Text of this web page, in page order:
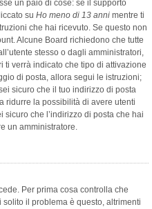
un paio di cose: se il supporto
su Ho meno di 13 anni mentre ti
che hai ricevuto. Se questo non
Alcune Board richiedono che tutte
stesso o dagli amministratori,
ti verrà indicato che tipo di attivazione
di posta, allora segui le istruzioni;
sicuro che il tuo indirizzo di posta
ridurre la possibilità di avere utenti
che l’indirizzo di posta che hai
un amministratore.
Per prima cosa controlla che
il problema è questo, altrimenti